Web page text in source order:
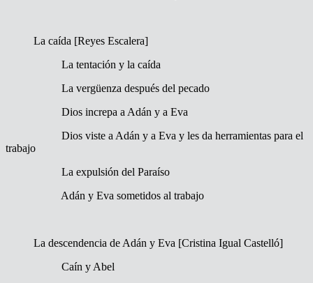
La caída [Reyes Escalera]
La tentación y la caída
La vergüenza después del pecado
Dios increpa a Adán y a Eva
Dios viste a Adán y a Eva y les da herramientas para el
trabajo
La expulsión del Paraíso
Adán y Eva sometidos al trabajo
La descendencia de Adán y Eva [Cristina Igual Castelló]
Caín y Abel